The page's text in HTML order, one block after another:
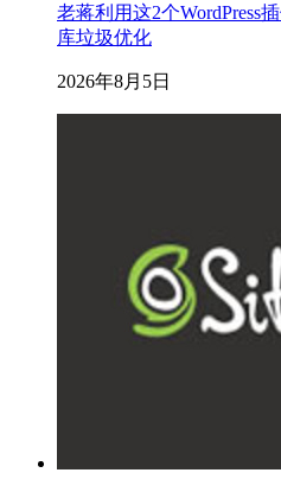
老蒋利用这2个WordPress
库垃圾优化
2026年8月5日